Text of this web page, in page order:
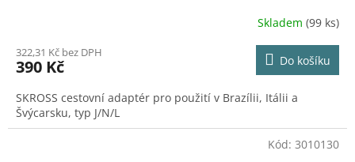
Skladem (99 ks)
322,31 Kč bez DPH
390 Kč Do košíku
SKROSS cestovní adaptér pro použití v Brazílii, Itálii a
Švýcarsku, typ J/N/L
Kód: 3010130